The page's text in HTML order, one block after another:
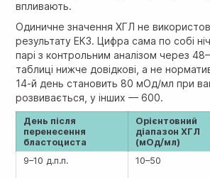
впливають.
Одиничне значення ХГЛ не
результату ЕКЗ. Цифра сама по собі
парі з контрольним аналізом через
таблиці нижче довідкові, а не
14-й день становить 80 мОд/мл при
розвивається, у інших — 600.
День після
перенесення
бластоциста
Орієнтовний
діапазон ХГЛ
(мОд/мл)
9–10 д.п.п. 10–50